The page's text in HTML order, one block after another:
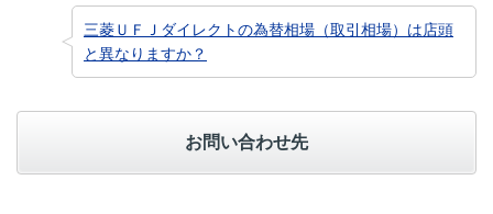
三菱ＵＦＪダイレクトの為替相場（取引相場）は店頭
と異なりますか？
お問い合わせ先